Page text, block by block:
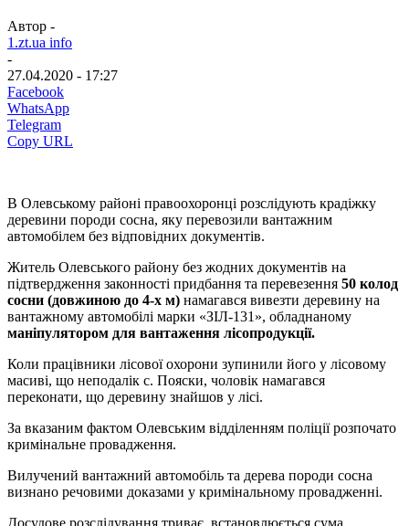
Автор -
1.zt.ua info
-
27.04.2020 - 17:27
Facebook
WhatsApp
Telegram
Copy URL
В Олевському районі правоохоронці розслідують крадіжку
деревини породи сосна, яку перевозили вантажним
автомобілем без відповідних документів.
Житель Олевського району без жодних документів на
підтвердження законності придбання та перевезення 50 колод
сосни (довжиною до 4-х м) намагався вивезти деревину на
вантажному автомобілі марки «ЗІЛ-131», обладнаному
маніпулятором для вантаження лісопродукції.
Коли працівники лісової охорони зупинили його у лісовому
масиві, що неподалік с. Пояски, чоловік намагався
переконати, що деревину знайшов у лісі.
За вказаним фактом Олевським відділенням поліції розпочато
кримінальне провадження.
Вилучений вантажний автомобіль та дерева породи сосна
визнано речовими доказами у кримінальному провадженні.
Досудове розслідування триває, встановлюється сума